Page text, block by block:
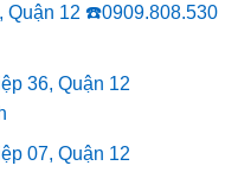
12 ☎️0909.808.530
36, Quận 12
07, Quận 12